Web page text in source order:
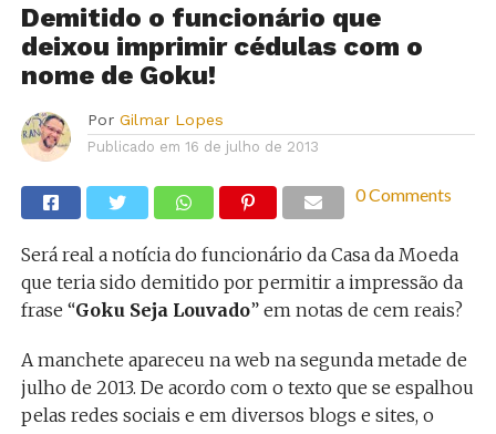
Demitido o funcionário que
deixou imprimir cédulas com o
nome de Goku!
Por Gilmar Lopes
Publicado em 16 de julho de 2013
0 Comments
Será real a notícia do funcionário da Casa da Moeda
que teria sido demitido por permitir a impressão da
frase “Goku Seja Louvado” em notas de cem reais?
A manchete apareceu na web na segunda metade de
julho de 2013. De acordo com o texto que se espalhou
pelas redes sociais e em diversos blogs e sites, o